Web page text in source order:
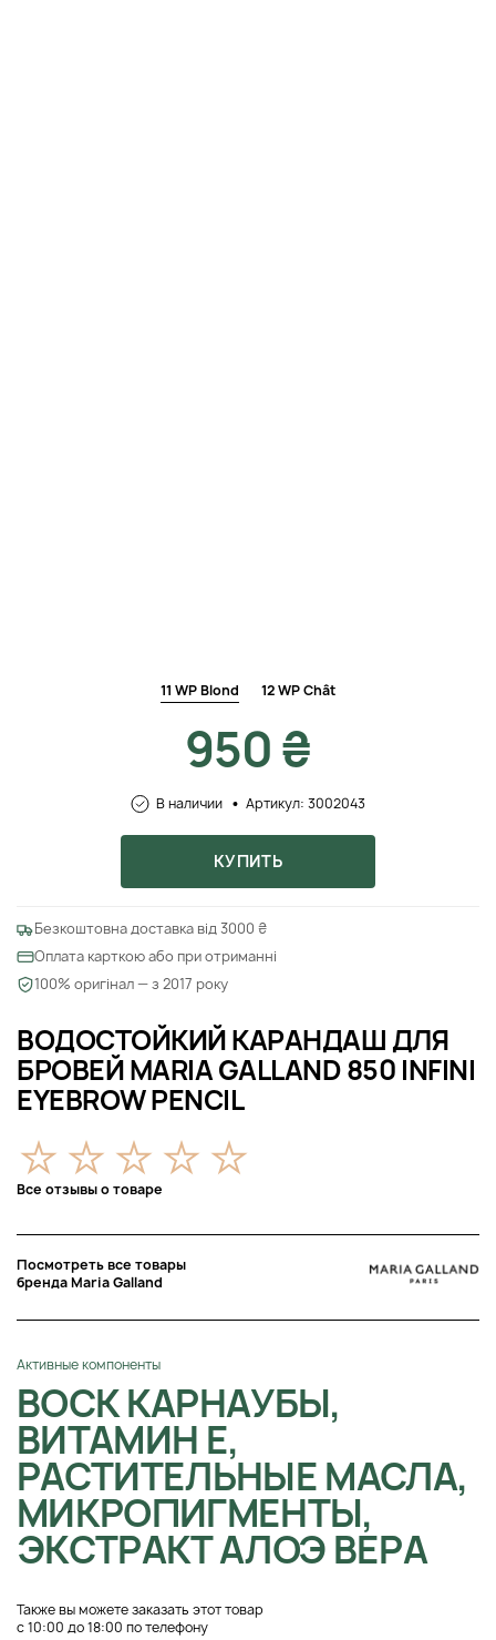
ВОДОСТОЙКИЙ КАРАНДАШ ДЛЯ
БРОВЕЙ MARIA GALLAND 850 INFINI
EYEBROW PENCIL
Все отзывы о товаре
Посмотреть все товары
бренда Maria Galland
Активные компоненты
ВОСК КАРНАУБЫ,
ВИТАМИН Е,
РАСТИТЕЛЬНЫЕ МАСЛА,
МИКРОПИГМЕНТЫ,
ЭКСТРАКТ АЛОЭ ВЕРА
Также вы можете заказать этот товар
с 10:00 до 18:00 по телефону
11 WP Blond 12 WP Chât
950 ₴
В наличии Артикул: 3002043
КУПИТЬ
Безкоштовна доставка від 3000 ₴
Оплата карткою або при отриманні
100% оригінал — з 2017 року